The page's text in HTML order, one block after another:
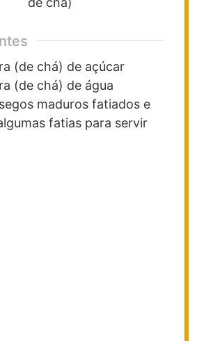
(de chá) de açúcar
(de chá) de água
maduros fatiados e
fatias para servir